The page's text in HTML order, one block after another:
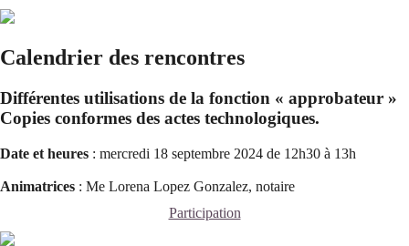
Calendrier des rencontres
Différentes utilisations de la fonction « approbateur »
Copies conformes des actes technologiques.
Date et heures : mercredi 18 septembre 2024 de 12h30 à 13h
Animatrices : Me Lorena Lopez Gonzalez, notaire
Participation